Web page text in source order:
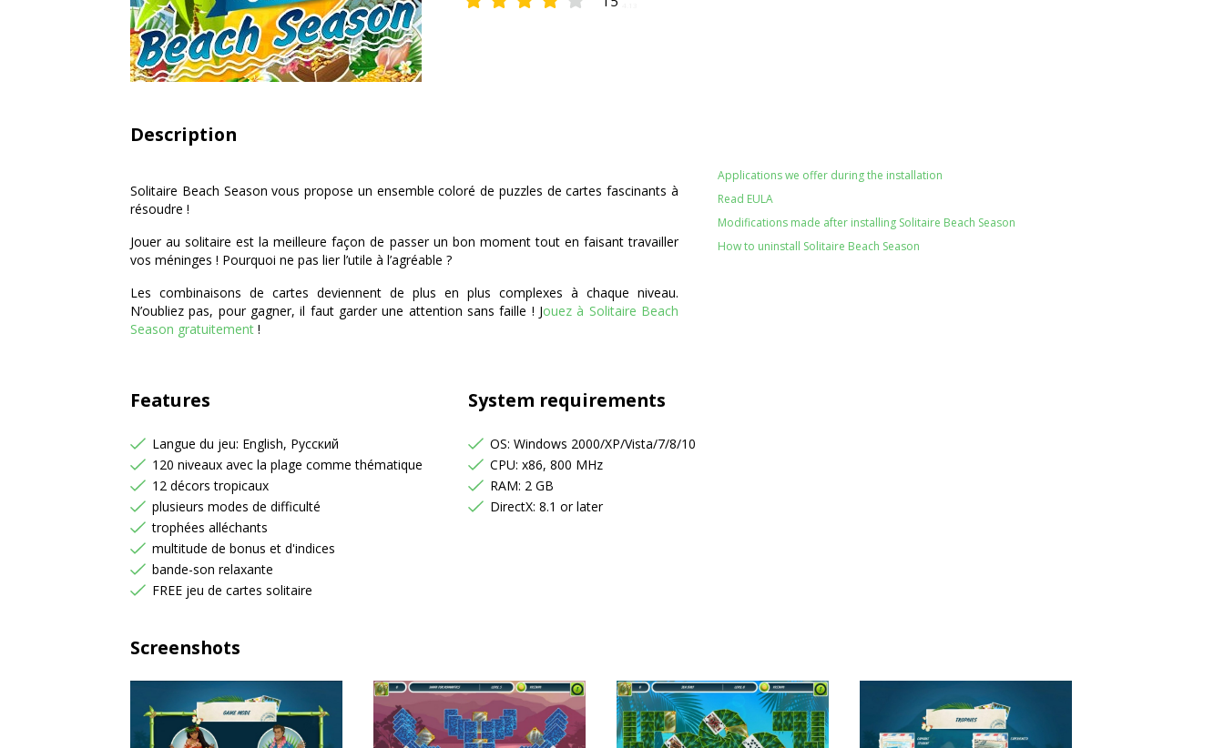
Description
Solitaire Beach Season vous propose un ensemble coloré de puzzles de cartes fascinants à
résoudre !
Jouer au solitaire est la meilleure façon de passer un bon moment tout en faisant travailler
vos méninges ! Pourquoi ne pas lier l’utile à l’agréable ?
Les combinaisons de cartes deviennent de plus en plus complexes à chaque niveau.
N’oubliez pas, pour gagner, il faut garder une attention sans faille ! Jouez à Solitaire Beach
Season gratuitement !
Applications we offer during the installation
Read EULA
Modifications made after installing Solitaire Beach Season
How to uninstall Solitaire Beach Season
Features
Langue du jeu: English, Русский
120 niveaux avec la plage comme thématique
12 décors tropicaux
plusieurs modes de difficulté
trophées alléchants
multitude de bonus et d'indices
bande-son relaxante
FREE jeu de cartes solitaire
System requirements
OS: Windows 2000/XP/Vista/7/8/10
CPU: x86, 800 MHz
RAM: 2 GB
DirectX: 8.1 or later
Screenshots